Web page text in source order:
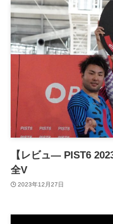
【レビュ― PIST6
全V
2023年12月27日